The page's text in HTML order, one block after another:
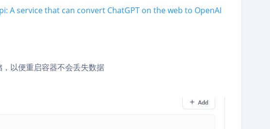
A service that can convert ChatGPT on the web to OpenAI
以便重启容器不会丢失数据